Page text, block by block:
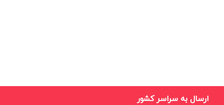
ارسال به سراسر کشور